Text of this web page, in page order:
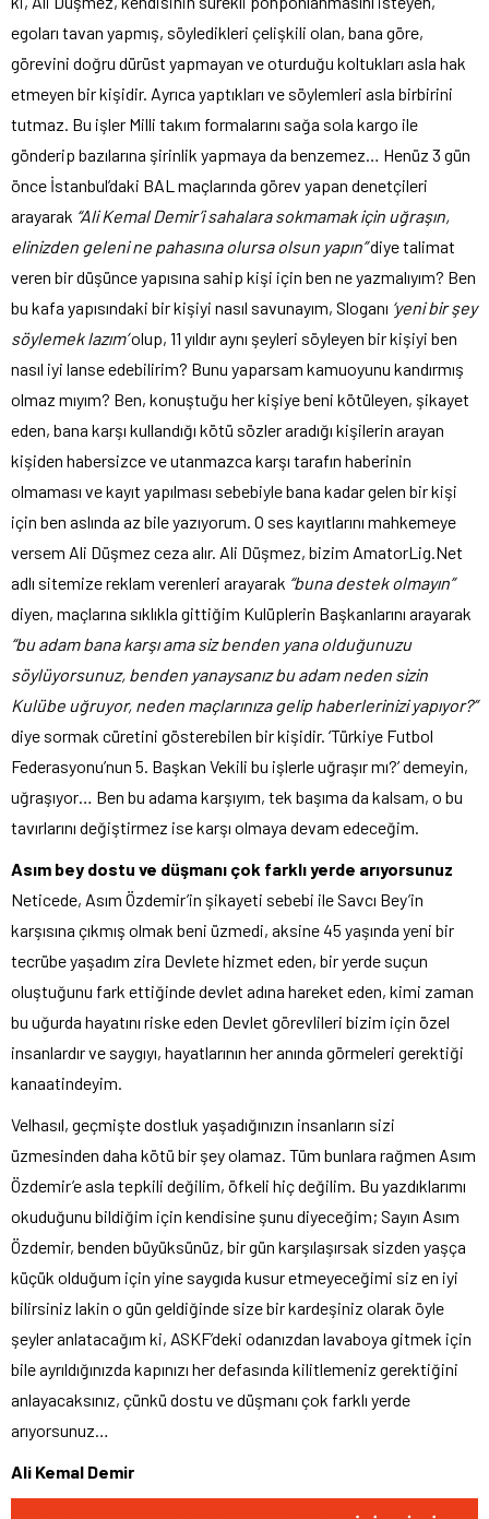
egoları tavan yapmış, söyledikleri çelişkili olan, bana göre,
görevini doğru dürüst yapmayan ve oturduğu koltukları asla hak
etmeyen bir kişidir. Ayrıca yaptıkları ve söylemleri asla birbirini
tutmaz. Bu işler Milli takım formalarını sağa sola kargo ile
gönderip bazılarına şirinlik yapmaya da benzemez… Henüz 3 gün
önce İstanbul’daki BAL maçlarında görev yapan denetçileri
arayarak “Ali Kemal Demir’i sahalara sokmamak için uğraşın,
elinizden geleni ne pahasına olursa olsun yapın”diye talimat
veren bir düşünce yapısına sahip kişi için ben ne yazmalıyım? Ben
bu kafa yapısındaki bir kişiyi nasıl savunayım, Sloganı ‘yeni bir şey
söylemek lazım’olup, 11 yıldır aynı şeyleri söyleyen bir kişiyi ben
nasıl iyi lanse edebilirim? Bunu yaparsam kamuoyunu kandırmış
olmaz mıyım? Ben, konuştuğu her kişiye beni kötüleyen, şikayet
eden, bana karşı kullandığı kötü sözler aradığı kişilerin arayan
kişiden habersizce ve utanmazca karşı tarafın haberinin
olmaması ve kayıt yapılması sebebiyle bana kadar gelen bir kişi
için ben aslında az bile yazıyorum. O ses kayıtlarını mahkemeye
versem Ali Düşmez ceza alır. Ali Düşmez, bizim AmatorLig.Net
adlı sitemize reklam verenleri arayarak “buna destek olmayın”
diyen, maçlarına sıklıkla gittiğim Kulüplerin Başkanlarını arayarak
“bu adam bana karşı ama siz benden yana olduğunuzu
söylüyorsunuz, benden yanaysanız bu adam neden sizin
Kulübe uğruyor, neden maçlarınıza gelip haberlerinizi yapıyor?”
diye sormak cüretini gösterebilen bir kişidir. ‘Türkiye Futbol
Federasyonu’nun 5. Başkan Vekili bu işlerle uğraşır mı?’ demeyin,
uğraşıyor… Ben bu adama karşıyım, tek başıma da kalsam, o bu
tavırlarını değiştirmez ise karşı olmaya devam edeceğim.
Asım bey dostu ve düşmanı çok farklı yerde arıyorsunuz
Neticede, Asım Özdemir’in şikayeti sebebi ile Savcı Bey’in
karşısına çıkmış olmak beni üzmedi, aksine 45 yaşında yeni bir
tecrübe yaşadım zira Devlete hizmet eden, bir yerde suçun
oluştuğunu fark ettiğinde devlet adına hareket eden, kimi zaman
bu uğurda hayatını riske eden Devlet görevlileri bizim için özel
insanlardır ve saygıyı, hayatlarının her anında görmeleri gerektiği
kanaatindeyim.
Velhasıl, geçmişte dostluk yaşadığınızın insanların sizi
üzmesinden daha kötü bir şey olamaz. Tüm bunlara rağmen Asım
Özdemir’e asla tepkili değilim, öfkeli hiç değilim. Bu yazdıklarımı
okuduğunu bildiğim için kendisine şunu diyeceğim; Sayın Asım
Özdemir, benden büyüksünüz, bir gün karşılaşırsak sizden yaşça
küçük olduğum için yine saygıda kusur etmeyeceğimi siz en iyi
bilirsiniz lakin o gün geldiğinde size bir kardeşiniz olarak öyle
şeyler anlatacağım ki, ASKF’deki odanızdan lavaboya gitmek için
bile ayrıldığınızda kapınızı her defasında kilitlemeniz gerektiğini
anlayacaksınız, çünkü dostu ve düşmanı çok farklı yerde
arıyorsunuz…
Ali Kemal Demir